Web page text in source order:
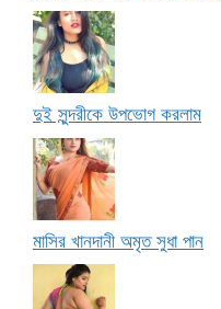
দুই সুন্দরীকে উপভোগ করলাম
মাসির খানদানী অমৃত সুধা পান